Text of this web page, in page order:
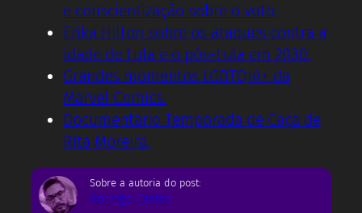
e conscientização sobre o voto.
Erika Hilton sobre os ataques contra a
idade de Lula e o pós-Lula em 2030.
Grandes momentos LGBTQIA+ da
Marvel Comics.
Documentário Temporada de Caça de
Rita Moreira.
Sobre a autoria do post:
Rodrigo Castro